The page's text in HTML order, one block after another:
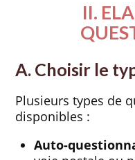
II.
A. Choisir le
Plusieurs types de
disponibles :
Auto-